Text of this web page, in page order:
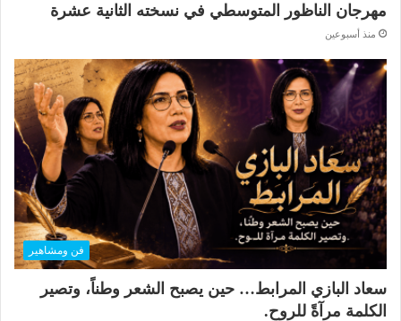
مهرجان الناظور المتوسطي في نسخته الثانية عشرة
منذ أسبوعين
فن ومشاهير
سعاد البازي المرابط… حين يصبح الشعر وطناً، وتصير
الكلمة مرآةً للروح.